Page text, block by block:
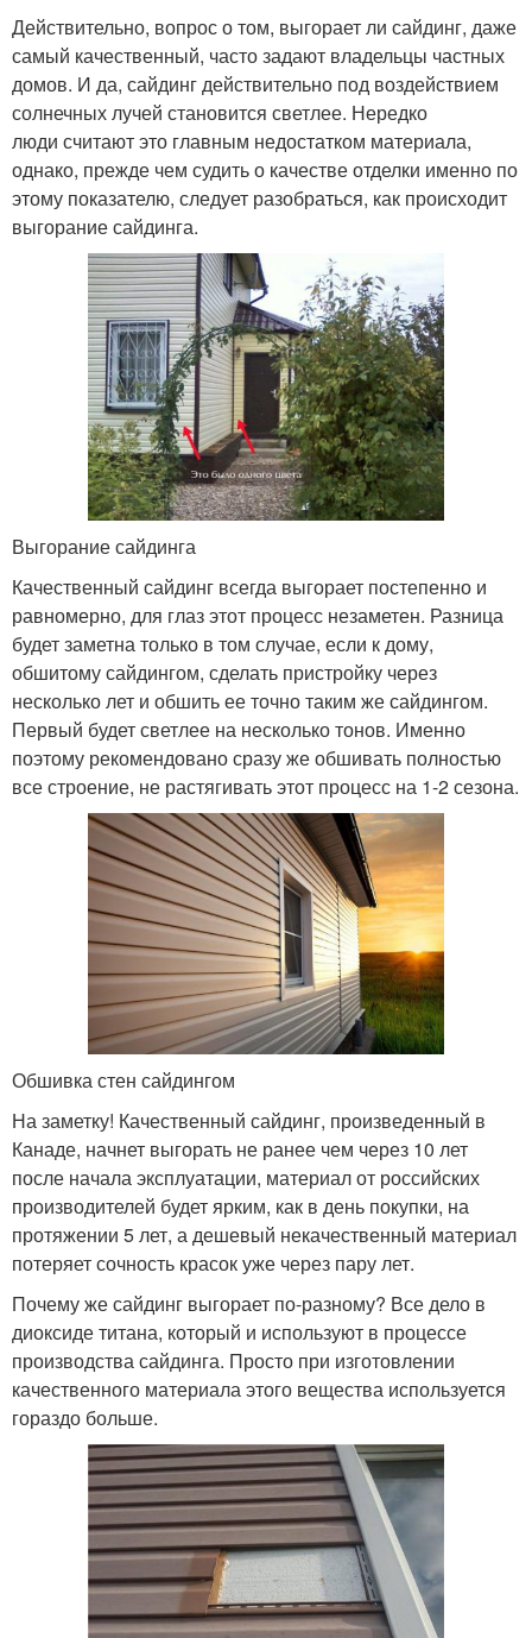
Действительно, вопрос о том, выгорает ли сайдинг, даже
самый качественный, часто задают владельцы частных
домов. И да, сайдинг действительно под воздействием
солнечных лучей становится светлее. Нередко
люди считают это главным недостатком материала,
однако, прежде чем судить о качестве отделки именно по
этому показателю, следует разобраться, как происходит
выгорание сайдинга.
Выгорание сайдинга
Качественный сайдинг всегда выгорает постепенно и
равномерно, для глаз этот процесс незаметен. Разница
будет заметна только в том случае, если к дому,
обшитому сайдингом, сделать пристройку через
несколько лет и обшить ее точно таким же сайдингом.
Первый будет светлее на несколько тонов. Именно
поэтому рекомендовано сразу же обшивать полностью
все строение, не растягивать этот процесс на 1-2 сезона.
Обшивка стен сайдингом
На заметку! Качественный сайдинг, произведенный в
Канаде, начнет выгорать не ранее чем через 10 лет
после начала эксплуатации, материал от российских
производителей будет ярким, как в день покупки, на
протяжении 5 лет, а дешевый некачественный материал
потеряет сочность красок уже через пару лет.
Почему же сайдинг выгорает по-разному? Все дело в
диоксиде титана, который и используют в процессе
производства сайдинга. Просто при изготовлении
качественного материала этого вещества используется
гораздо больше.